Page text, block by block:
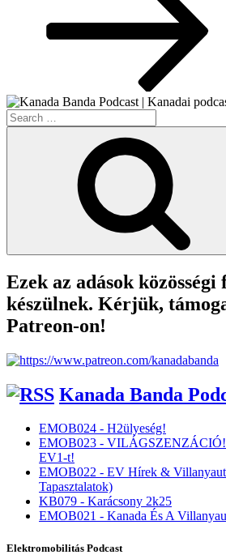
Search
for:
Ezek az adások
készülnek. Kérjük,
Patreon-on!
Kanada Banda
EMOB024 - H2ülyeség!
EMOB023 -
EV1-t!
EMOB022 - EV Hírek &
Tapasztalatok)
KB079 - Karácsony 2k25
EMOB021 - Kanada És A
Elektromobilitás Podcast